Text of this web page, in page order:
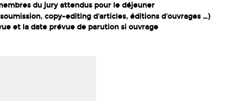
du jury attendus pour le déjeuner
copy-editing d'articles, éditions d'ouvrages …)
et la date prévue de parution si ouvrage